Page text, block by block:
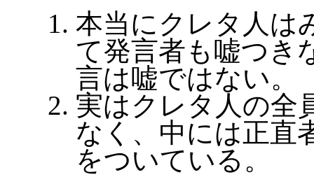
本当にクレタ人は
て発言者も嘘つき
言は嘘ではない。
実はクレタ人の全
なく、中には正直
をついている。